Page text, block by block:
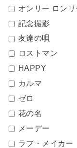
オンリー ロン
記念撮影
友達の唄
ロストマン
HAPPY
カルマ
ゼロ
花の名
メーデー
ラフ・メイカー